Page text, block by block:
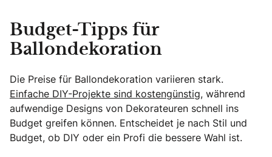
Budget-Tipps für
Ballondekoration
Die Preise für Ballondekoration variieren stark.
Einfache DIY-Projekte sind kostengünstig, während
aufwendige Designs von Dekorateuren schnell ins
Budget greifen können. Entscheidet je nach Stil und
Budget, ob DIY oder ein Profi die bessere Wahl ist.